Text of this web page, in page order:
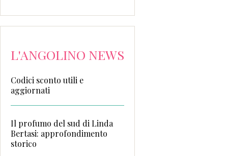
L'ANGOLINO NEWS
Codici sconto utili e
aggiornati
Il profumo del sud di Linda
Bertasi: approfondimento
storico